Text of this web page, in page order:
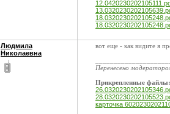
Людмила
Николаевна
вот еще - как видите я
Перенесено
Прикрепленные файлы:
карточка